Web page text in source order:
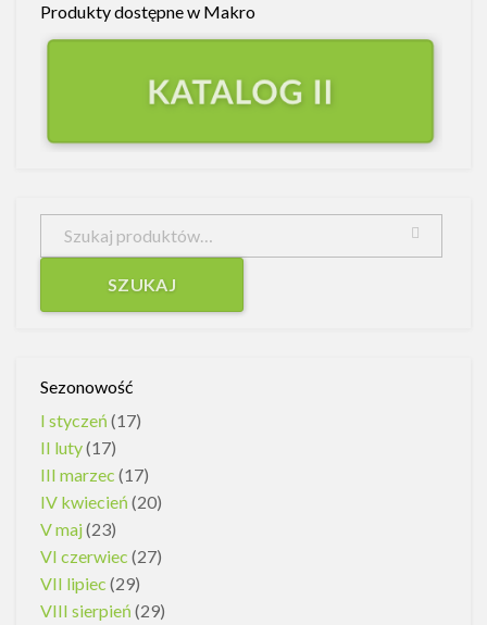
Produkty dostępne w Makro
SZUKAJ
Sezonowość
I styczeń (17)
II luty(17)
III marzec (17)
IV kwiecień (20)
V maj(23)
VI czerwiec (27)
VII lipiec (29)
VIII sierpień (29)